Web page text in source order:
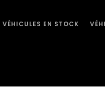
VÉHICULES EN STOCK